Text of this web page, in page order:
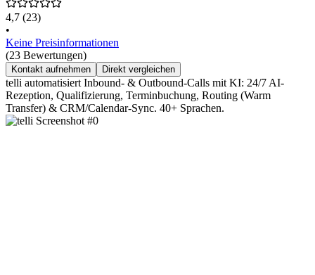
4,7 (23)
•
Keine Preisinformationen
(23 Bewertungen)
Kontakt aufnehmen Direkt vergleichen
telli automatisiert Inbound- & Outbound-Calls mit KI: 24/7 AI-
Rezeption, Qualifizierung, Terminbuchung, Routing (Warm
Transfer) & CRM/Calendar-Sync. 40+ Sprachen.